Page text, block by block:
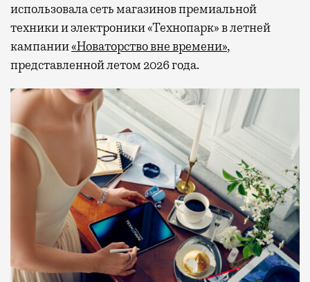
использовала сеть магазинов премиальной
техники и электроники «Технопарк» в летней
кампании«Новаторство вне времени»,
представленной летом 2026 года.